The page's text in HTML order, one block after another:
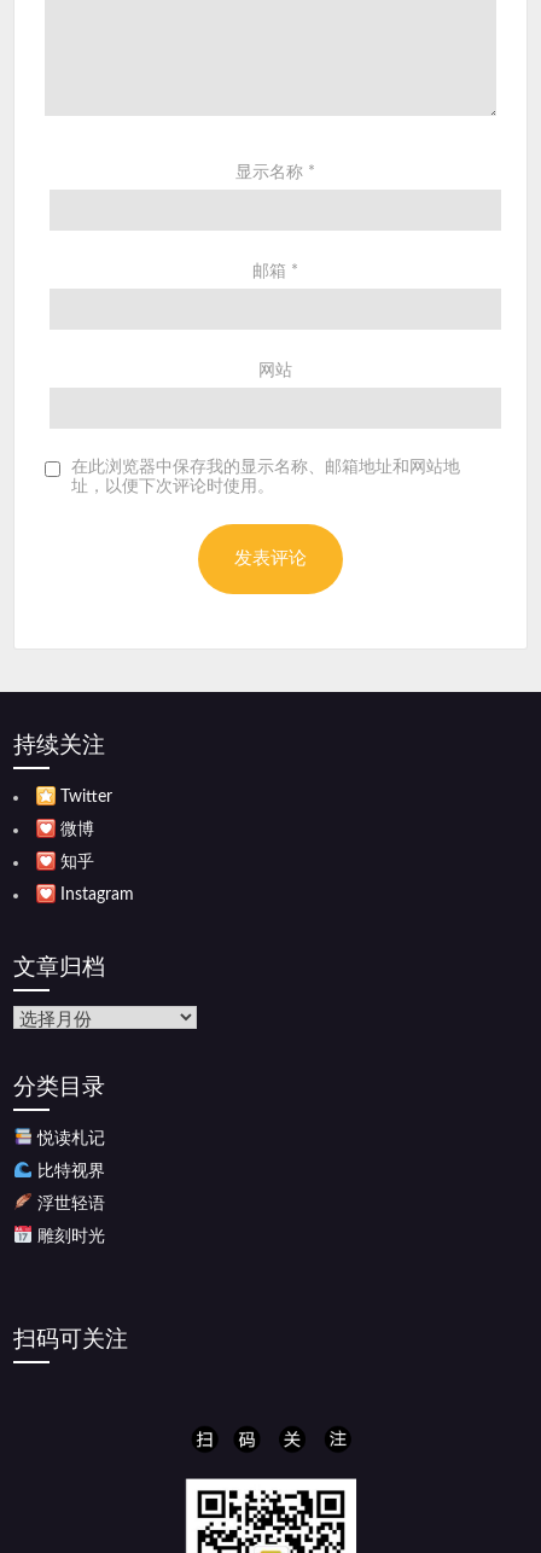
显示名称 *
邮箱 *
网站
在此浏览器中保存我的显示名称、邮箱地址和网站地
址，以便下次评论时使用。
持续关注
Twitter
微博
知乎
Instagram
文章归档
文
档
分类目录
悦读札记
比特视界
浮世轻语
雕刻时光
扫码可关注